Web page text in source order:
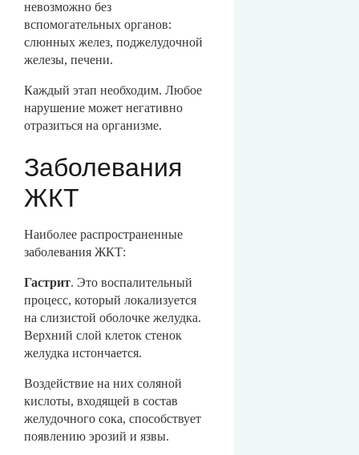
невозможно без
вспомогательных органов:
слюнных желез, поджелудочной
железы, печени.
Каждый этап необходим. Любое
нарушение может негативно
отразиться на организме.
Заболевания
ЖКТ
Наиболее распространенные
заболевания ЖКТ:
Гастрит. Это воспалительный
процесс, который локализуется
на слизистой оболочке желудка.
Верхний слой клеток стенок
желудка истончается.
Воздействие на них соляной
кислоты, входящей в состав
желудочного сока, способствует
появлению эрозий и язвы.